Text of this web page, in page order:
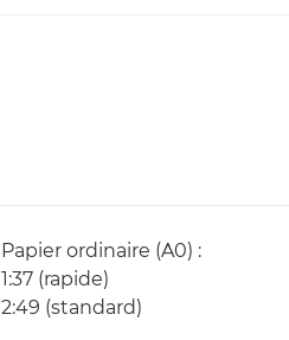
Papier ordinaire (A0) :
1:37 (rapide)
2:49 (standard)